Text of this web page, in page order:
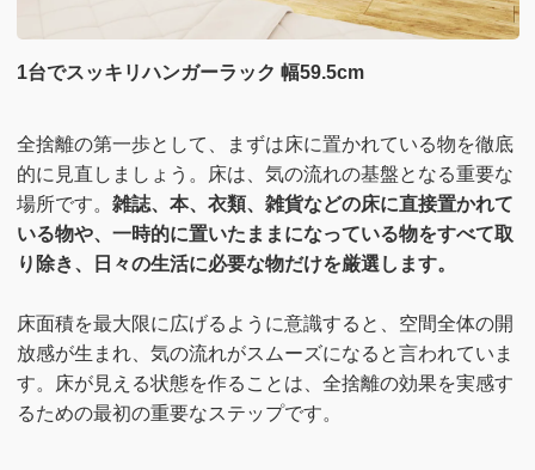
1台でスッキリハンガーラック 幅59.5cm
全捨離の第一歩として、まずは床に置かれている物を徹底
的に見直しましょう。床は、気の流れの基盤となる重要な
場所です。 雑誌、本、衣類、雑貨などの床に直接置かれて
いる物や、一時的に置いたままになっている物をすべて取
り除き、日々の生活に必要な物だけを厳選します。
床面積を最大限に広げるように意識すると、空間全体の開
放感が生まれ、気の流れがスムーズになると言われていま
す。床が見える状態を作ることは、全捨離の効果を実感す
るための最初の重要なステップです。